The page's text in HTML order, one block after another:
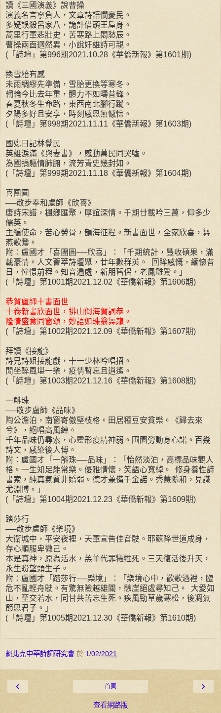
讀《三國演義》說曹操
演義名言寧負人，文章詩語憫憂民。
多疑誤殺呂家八，詭計借頭王垕身。
蒿里行軍悲壯史，苦寒路上悶愁辰。
曹操兩面迥然異，小說奸雄詩可親。
(「詩壇」第996期2021.10.28《華僑新報》第1601期)
換雪胎有感
未雨綢繆先準備，雪胎更換等寒冬。
輞輪今比去年重，體力不如疇昔鋒。
春夏秋冬生命路，東西南北腳行蹤。
夕陽多好且安享，時刻感恩無憾悰。
(「詩壇」第998期2021.11.11《華僑新報》第1603期)
國殤日記林覺民
英雄淚滿《與妻書》，感動萬民同哭噓。
為國捐軀情肺腑，流芳青史幾封如。
(「詩壇」第999期2021.11.18《華僑新報》第1604期)
喜團圓
──敬步奉和盧師《欣喜》
唐詩宋譜，楓鄉匯聚，厚誼深情。千期廿載吟三萬，仰多少
儒英。
主編使命，苦心勞骨，韻海征程。新書面世，全家欣喜，舞
燕歌鶯。
附：盧國才「喜團圓──欣喜」：「千期統計，豐收碩果，滿
載豪情。人文薈萃詩壇聚，廿年數群英。 回眸感慨，緬懷昔
日，憧憬前程。知音遍處，新朋舊侶，老鳳雛鶯。」
(「詩壇」第1001期2021.12.02《華僑新報》第1606期)
恭賀盧師十書面世
十卷新書欣面世，排山倒海賀詞恭。
隆情盛意同窗頌，妙語如珠翁舞龍。
(「詩壇」第1002期2021.12.09《華僑新報》第1607期)
拜讀《接龍》
詩兄詩姐接龍戲，十一少林吟唱招。
閒坐醉風堪一樂，疫情暫忘且逍遙。
(「詩壇」第1003期2021.12.16《華僑新報》第1608期)
一斛珠
──敬步盧師《品味》
陶公澹泊，南窗寄傲堅枝格。田居種豆安貧樂。《歸去來
兮》，絕唱高風綽。
千年品味仍尋索，心靈形疫精神弱。圃園勞動身心諾。百幾
詩文，感染後人博。
附：盧國才「一斛珠──品味」：「怡然淡泊，高標品味觀人
格。一生知足能常樂。優雅情懷，笑語心寬綽。 修身養性詩
書索，純真氣質非嬌弱。德才兼備千金諾。秀慧隨和，見識
尤淵博。」
(「詩壇」第1004期2021.12.23《華僑新報》第1609期)
踏莎行
──敬步盧師《樂境》
大衛城中，平安夜裡，天軍宣告佳音駛。耶蘇降世道成身，
存心順服卑微己。
本是真神，原為活水，羔羊代罪犧牲死。三天復活後升天，
永生盼望頭生子。
附：盧國才「踏莎行──樂境」：「樂境心中，歡歌酒裡，臨
危不亂輕舟駛。有驚無險越雄關，懸崖絕處尋知己。 大愛如
山，至交若水，同甘共苦忘生死。疾風勁草歲寒松，後凋氣
節思君子。」
(「詩壇」第1005期2021.12.30《華僑新報》第1610期)
魁北克中華詩詞研究會 於 1/02/2021
‹ ›
首頁
查看網路版